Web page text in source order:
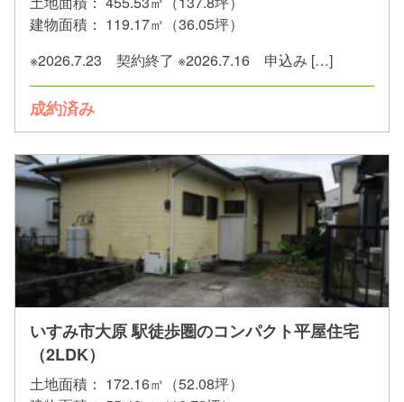
建物面積： 119.17㎡（36.05坪）
※2026.7.23 契約終了 ※2026.7.16 申込み […]
成約済み
いすみ市大原 駅徒歩圏のコンパクト平屋住宅
（2LDK）
土地面積： 172.16㎡（52.08坪）